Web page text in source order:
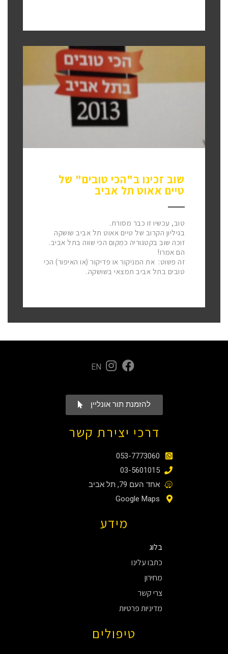
שוב זכינו ב"הכי טובים" של
טיים אאוט תל אביב
טוב, עכשיו זו כבר מסורת.
בגיליון הקרוב של טיים אאוט תל אביב שושקה
זוכה שוב בקטגוריה כמקום הכי שווה בתל אביב.
הם אמרו!
זה פשוט: את המניקור או פדיקור (או האיפור) הכי
טובים בתל אביב תמצאי בשושקה.
טיפולים
מידע
בלוג
כתבו עלינו
מחירון
צרי קשר
מדיניות פרטיות
להזמנת תור אונליין
דרכי יצירת קשר
053-7773060
03-5601015
אחד העם 79, תל אביב
Google Maps
EN